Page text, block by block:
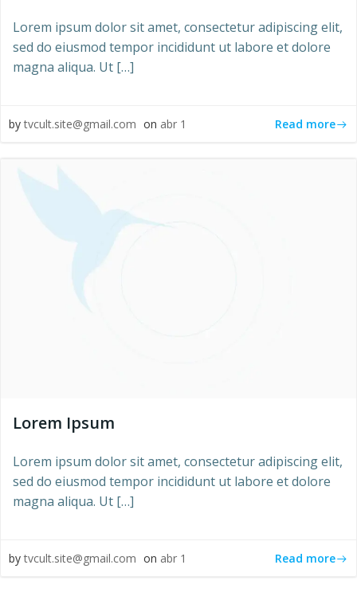
Lorem ipsum dolor sit amet, consectetur adipiscing elit,
sed do eiusmod tempor incididunt ut labore et dolore
magna aliqua. Ut […]
by tvcult.site@gmail.com on abr 1 Read more
Lorem Ipsum
Lorem ipsum dolor sit amet, consectetur adipiscing elit,
sed do eiusmod tempor incididunt ut labore et dolore
magna aliqua. Ut […]
by tvcult.site@gmail.com on abr 1 Read more